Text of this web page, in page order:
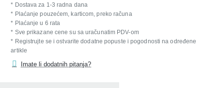
* Dostava za 1-3 radna dana
* Plaćanje pouzećem, karticom, preko računa
* Plaćanje u 6 rata
* Sve prikazane cene su sa uračunatim PDV-om
* Registrujte se i ostvarite dodatne popuste i pogodnosti na određene
artikle
Imate li dodatnih pitanja?